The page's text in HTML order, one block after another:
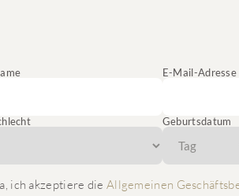
E-Mail-Adresse
Geburtsdatum
ich akzeptiere die Allgemeinen